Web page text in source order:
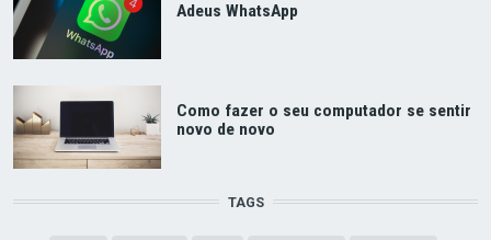
Adeus WhatsApp
Como fazer o seu computador se sentir
novo de novo
TAGS